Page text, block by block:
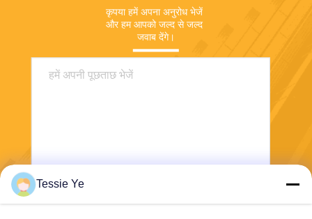
कृपया हमें अपना अनुरोध भेजें
और हम आपको जल्द से जल्द
जवाब देंगे।
Tessie Ye